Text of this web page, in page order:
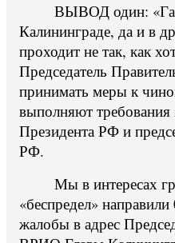
ВЫВОД один:
Калининграде, да и в
проходит не так, как
Председатель
принимать меры к
выполняют требования
Президента РФ и
РФ.
Мы в интересах
«беспредел» направили
жалобы в адрес